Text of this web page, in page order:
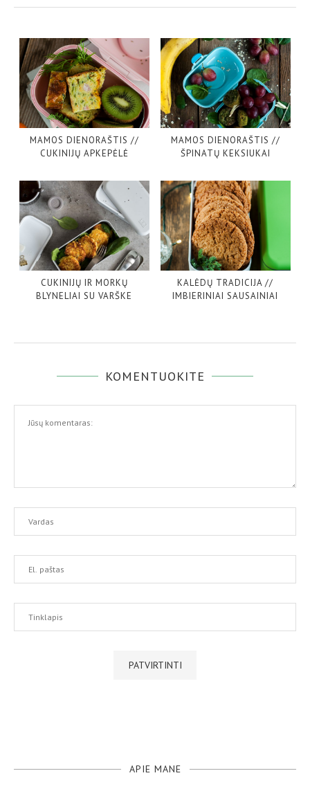
MAMOS DIENORAŠTIS //
CUKINIJŲ APKEPĖLĖ
MAMOS DIENORAŠTIS //
ŠPINATŲ KEKSIUKAI
CUKINIJŲ IR MORKŲ
BLYNELIAI SU VARŠKE
KALĖDŲ TRADICIJA //
IMBIERINIAI SAUSAINIAI
KOMENTUOKITE
APIE MANE